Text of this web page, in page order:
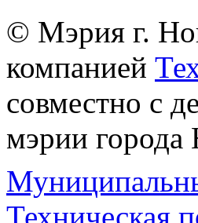
© Мэрия г.
компанией
совместно с
мэрии города